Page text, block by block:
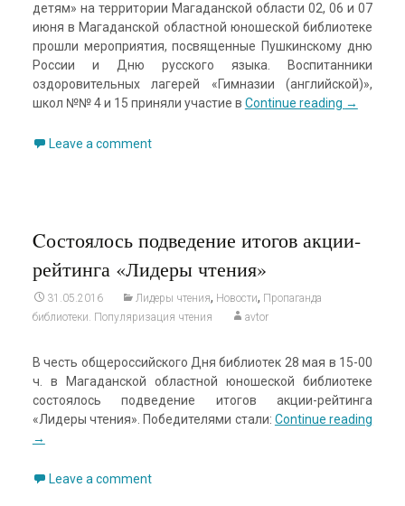
детям» на территории Магаданской области 02, 06 и 07
июня в Магаданской областной юношеской библиотеке
прошли мероприятия, посвященные Пушкинскому дню
России и Дню русского языка. Воспитанники
оздоровительных лагерей «Гимназии (английской)»,
школ №№ 4 и 15 приняли участие в Continue reading →
Leave a comment
Cостоялось подведение итогов акции-
рейтинга «Лидеры чтения»
31.05.2016 Лидеры чтения, Новости, Пропаганда
библиотеки. Популяризация чтения
avtor
В честь общероссийского Дня библиотек 28 мая в 15-00
ч. в Магаданской областной юношеской библиотеке
состоялось подведение итогов акции-рейтинга
«Лидеры чтения». Победителями стали: Continue reading
→
Leave a comment